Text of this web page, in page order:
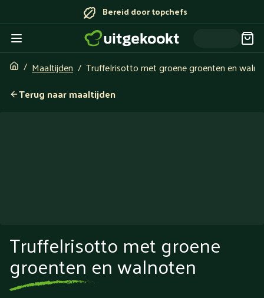
Bereid door topchefs
Maaltijden
Truffelrisotto met groene groenten en
Terug naar maaltijden
Truffelrisotto met groene
groenten en walnoten